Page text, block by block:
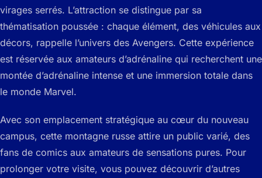
virages serrés. L’attraction se distingue par sa
thématisation poussée : chaque élément, des véhicules aux
décors, rappelle l’univers des Avengers. Cette expérience
est réservée aux amateurs d’adrénaline qui recherchent une
montée d’adrénaline intense et une immersion totale dans
le monde Marvel.
Avec son emplacement stratégique au cœur du nouveau
campus, cette montagne russe attire un public varié, des
fans de comics aux amateurs de sensations pures. Pour
prolonger votre visite, vous pouvez découvrir d’autres